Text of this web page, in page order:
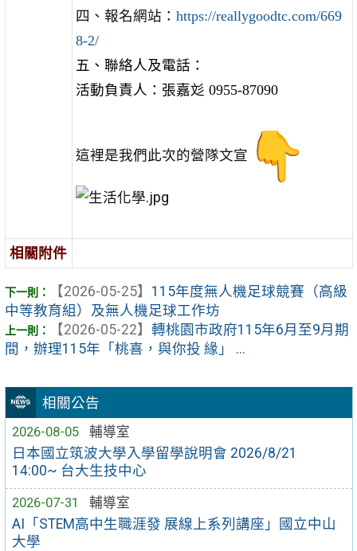
相關公告
2026-08-05
輔導室
日本國立筑波大學入學留學說明會 2026/8/21
14:00~ 台大生技中心
2026-07-31
輔導室
AI「STEM高中生職涯發 展線上系列講座」國立中山
大學
四、報名網站： https://reallygoodtc.com/669
8-2/
五、聯絡人及電話：
活動負責人：張嘉彣 0955-87090
這裡是我們此次的營隊文宣
相關附件
【2026-05-25】 115年度無人機足球競賽（高級
中等教育組）及無人機足球工作坊
【2026-05-22】 轉桃園市政府115年6月至9月期
間，辦理115年「桃喜，與你投 緣」 ...